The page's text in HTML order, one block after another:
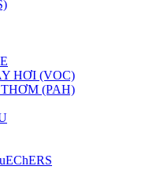
HƠI (VOC)
(PAH)